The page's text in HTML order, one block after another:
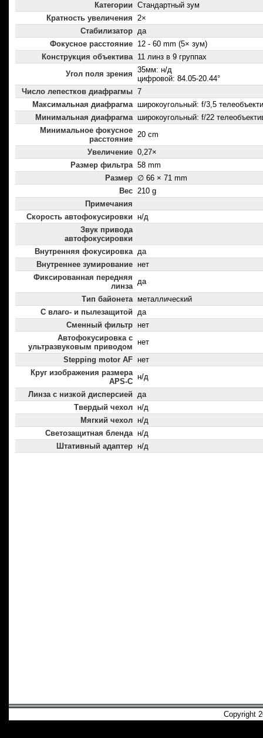
Категории Стандартный зум
Кратность увеличения 2×
Стабилизатор да
Фокусное расстояние 12 - 60 mm (5× зум)
Конструкция объектива 11 линз в 9 группах
Угол поля зрения 35мм: н/д
цифровой: 84.05-20.44°
Число лепестков диафрагмы 7
Максимальная диафрагма широкоугольный: f/3,5
Минимальная диафрагма широкоугольный: f/22
Минимальное фокусное
расстояние
20 cm
Увеличение 0,27×
Размер фильтра 58 mm
Размер ∅ 66 × 71 mm
Вес 210 g
Примечания
Скорость автофокусировки н/д
Звук привода
автофокусировки
Внутренняя фокусировка да
Внутреннее зумирование нет
Фиксированная передняя
линза
да
Тип байонета металлический
С влаго- и пылезащитой да
Сменный фильтр нет
Автофокусировка с
ультразвуковым приводом
нет
Stepping motor AF нет
Круг изображения размера
APS-C
н/д
Линза с низкой дисперсией да
Твердый чехол н/д
Мягкий чехол н/д
Светозащитная бленда н/д
Штативный адаптер н/д
Copyright